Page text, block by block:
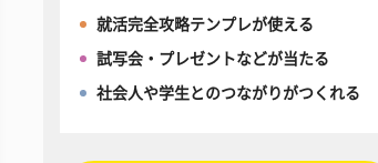
就活完全攻略テンプレが使える
試写会・プレゼントなどが当たる
社会人や学生とのつながりがつくれる